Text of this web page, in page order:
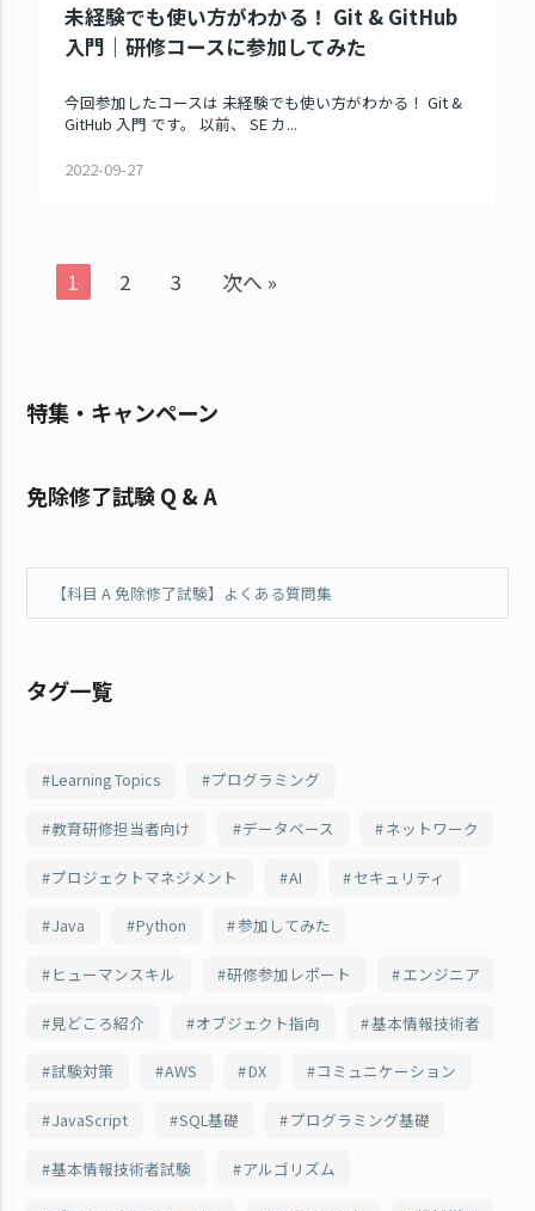
未経験でも使い方がわかる！ Git & GitHub
入門｜研修コースに参加してみた
今回参加したコースは 未経験でも使い方がわかる！ Git &
GitHub 入門 です。 以前、 SE カ...
2022-09-27
1 2 3 次へ »
特集・キャンペーン
免除修了試験 Q & A
【科目 A 免除修了試験】よくある質問集
タグ一覧
Learning Topics プログラミング
教育研修担当者向け データベース ネットワーク
プロジェクトマネジメント AI セキュリティ
Java Python 参加してみた
ヒューマンスキル 研修参加レポート エンジニア
見どころ紹介 オブジェクト指向 基本情報技術者
試験対策 AWS DX コミュニケーション
JavaScript SQL基礎 プログラミング基礎
基本情報技術者試験 アルゴリズム